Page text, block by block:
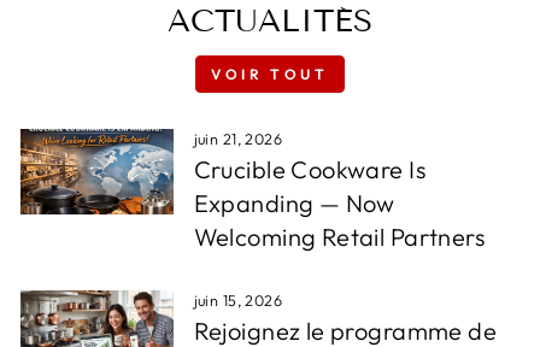
ACTUALITÉS
VOIR TOUT
juin 21, 2026
Crucible Cookware Is
Expanding — Now
Welcoming Retail Partners
juin 15, 2026
Rejoignez le programme de